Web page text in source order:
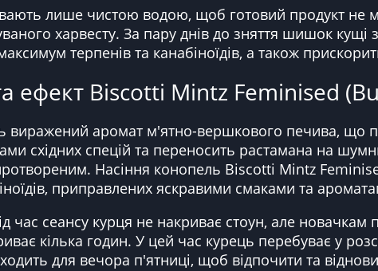
лише чистою водою, щоб готовий продукт не
харвесту. За пару днів до зняття шишок
терпенів та канабіноїдів, а також
ефект Biscotti Mintz Feminised
аромат м'ятно-вершкового печива, що
східних спецій та переносить растамана на
Насіння конопель Biscotti Mintz
приправлених яскравими смаками та
сеансу курця не накриває стоун, але новачкам
кілька годин. У цей час курець перебуває у
для вечора п'ятниці, щоб відпочити та